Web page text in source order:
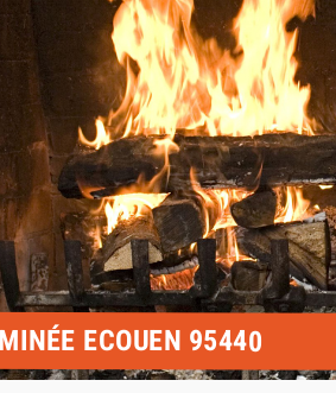
ECOUEN 95440